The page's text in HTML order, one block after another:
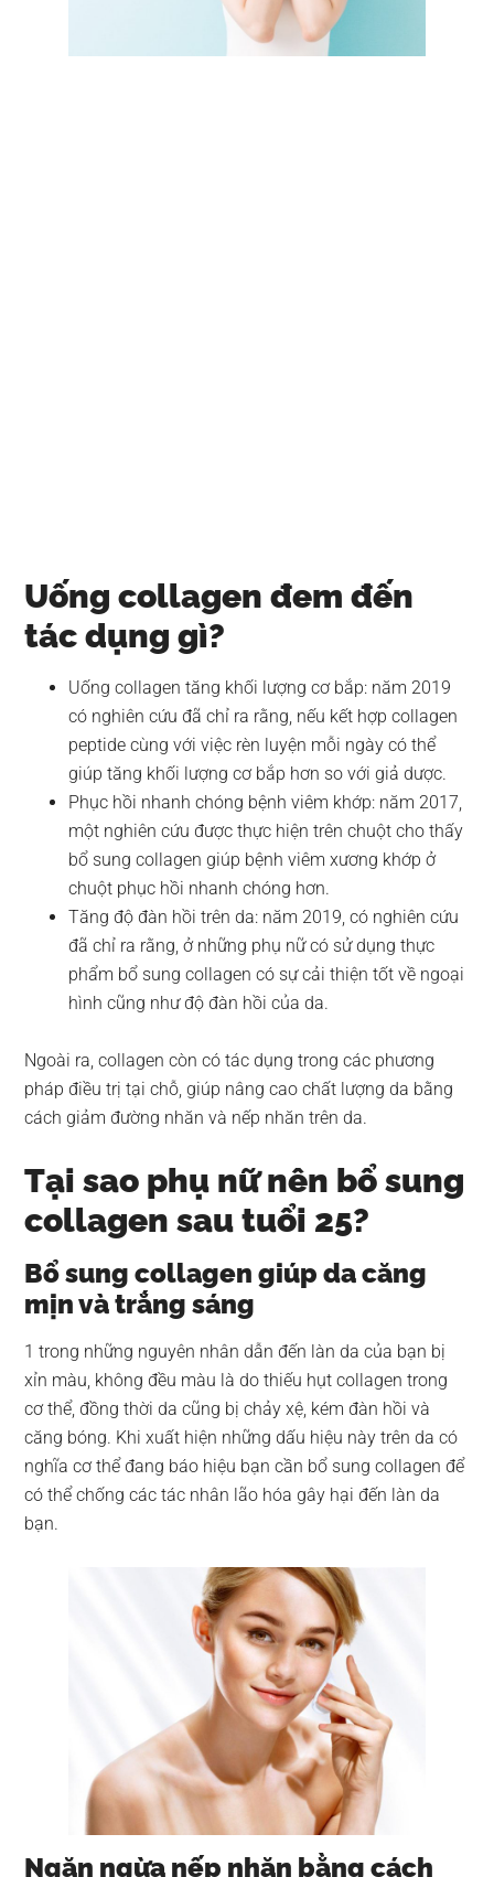
Uống collagen đem đến
tác dụng gì?
Uống collagen tăng khối lượng cơ bắp: năm 2019
có nghiên cứu đã chỉ ra rằng, nếu kết hợp collagen
peptide cùng với việc rèn luyện mỗi ngày có thể
giúp tăng khối lượng cơ bắp hơn so với giả dược.
Phục hồi nhanh chóng bệnh viêm khớp: năm 2017,
một nghiên cứu được thực hiện trên chuột cho thấy
bổ sung collagen giúp bệnh viêm xương khớp ở
chuột phục hồi nhanh chóng hơn.
Tăng độ đàn hồi trên da: năm 2019, có nghiên cứu
đã chỉ ra rằng, ở những phụ nữ có sử dụng thực
phẩm bổ sung collagen có sự cải thiện tốt về ngoại
hình cũng như độ đàn hồi của da.
Ngoài ra, collagen còn có tác dụng trong các phương
pháp điều trị tại chỗ, giúp nâng cao chất lượng da bằng
cách giảm đường nhăn và nếp nhăn trên da.
Tại sao phụ nữ nên bổ sung
collagen sau tuổi 25?
Bổ sung collagen giúp da căng
mịn và trắng sáng
1 trong những nguyên nhân dẫn đến làn da của bạn bị
xỉn màu, không đều màu là do thiếu hụt collagen trong
cơ thể, đồng thời da cũng bị chảy xệ, kém đàn hồi và
căng bóng. Khi xuất hiện những dấu hiệu này trên da có
nghĩa cơ thể đang báo hiệu bạn cần bổ sung collagen để
có thể chống các tác nhân lão hóa gây hại đến làn da
bạn.
Ngăn ngừa nếp nhăn bằng cách